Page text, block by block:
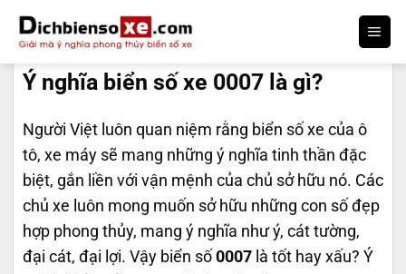
qua
nội
dungÝ nghĩa biển số xe 0007 là gì?
Người Việt luôn quan niệm rằng biển số xe của ô
tô, xe máy sẽ mang những ý nghĩa tinh thần đặc
biệt, gắn liền với vận mệnh của chủ sở hữu nó. Các
chủ xe luôn mong muốn sở hữu những con số đẹp
hợp phong thủy, mang ý nghĩa như ý, cát tường,
đại cát, đại lợi. Vậy biển số 0007 là tốt hay xấu? Ý